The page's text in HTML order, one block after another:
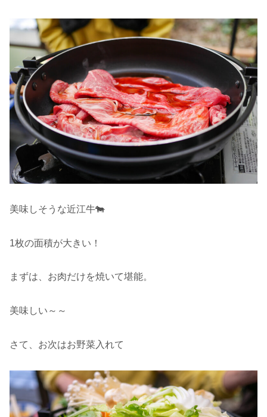
美味しそうな近江牛🐄
1枚の面積が大きい！
まずは、お肉だけを焼いて堪能。
美味しい～～
さて、お次はお野菜入れて